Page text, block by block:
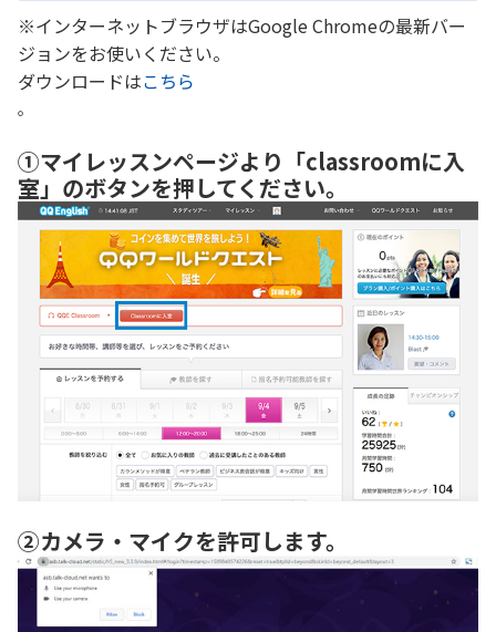
※インターネットブラウザはGoogle Chromeの最新バー
ジョンをお使いください。
ダウンロードはこちら
。
①マイレッスンページより「classroomに入
室」のボタンを押してください。
②カメラ・マイクを許可します。